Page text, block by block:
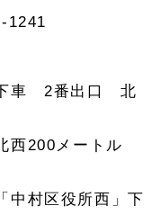
1241
下車 2番出口 北
西200メートル
中村区役所西」下